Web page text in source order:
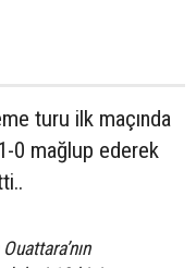
turu ilk maçında
0 mağlup ederek